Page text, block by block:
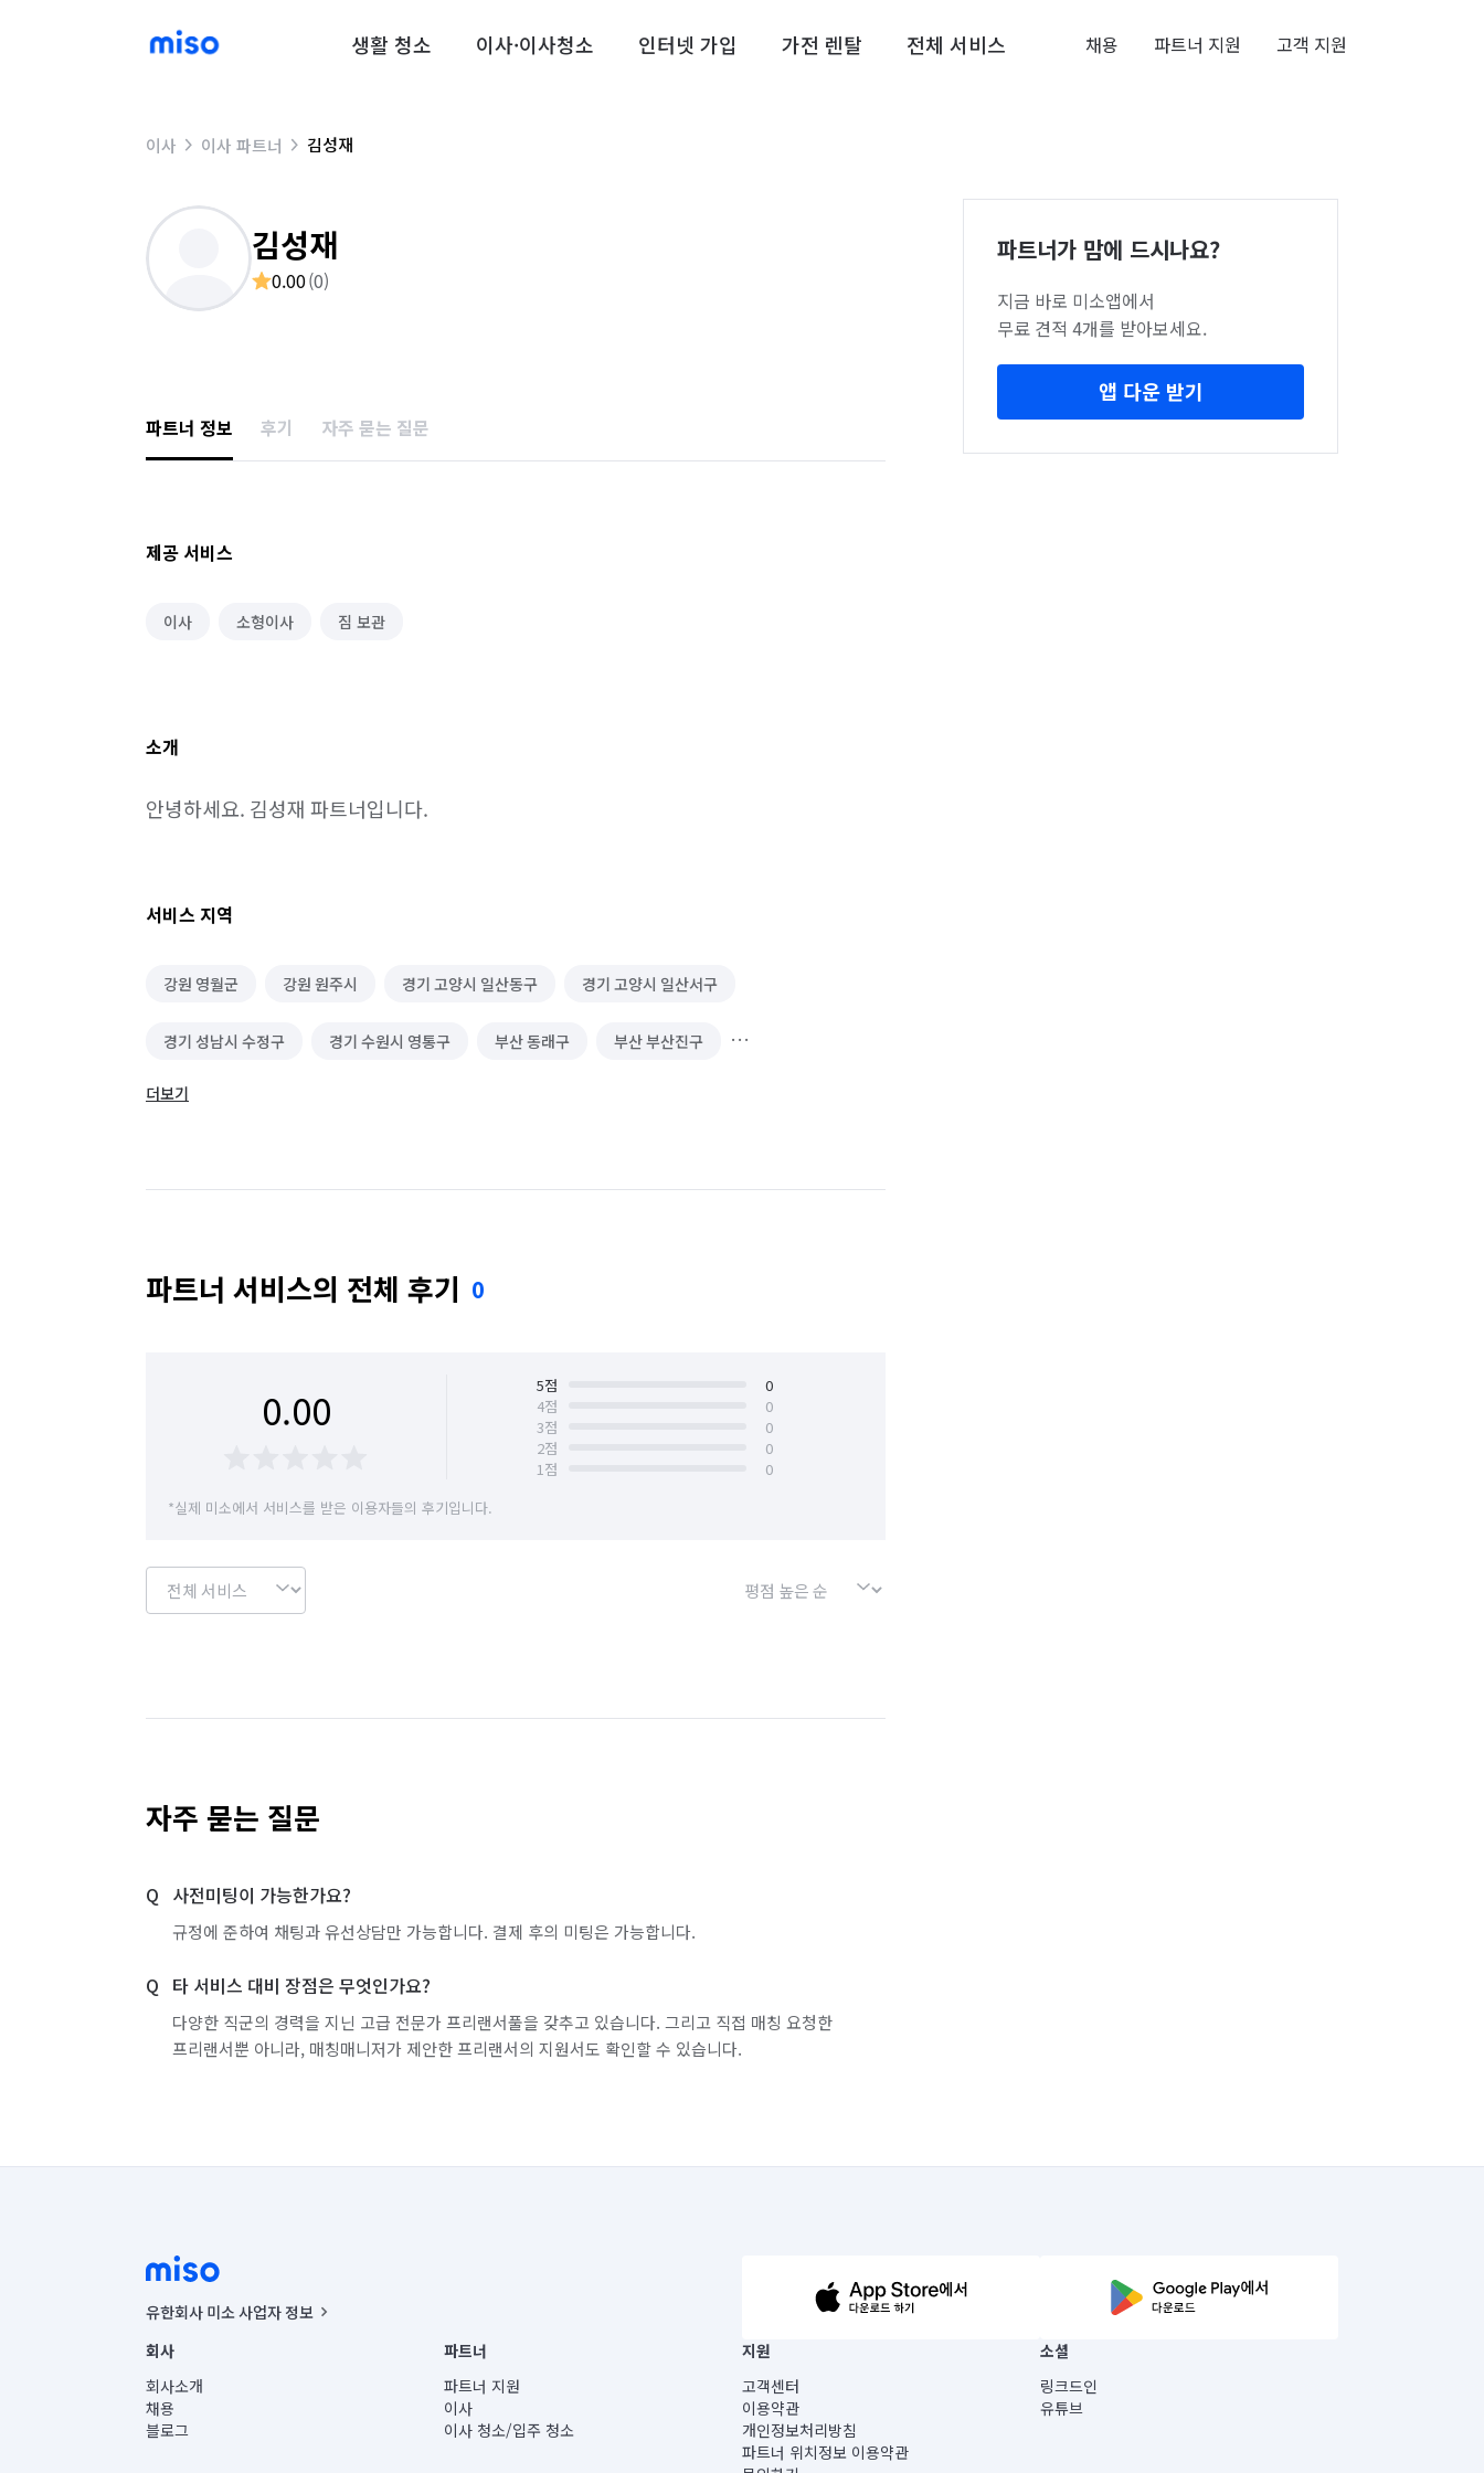
생활 청소 이사·이사청소 인터넷 가입 가전 렌탈 전체 서비스 채용 파트너 지원 고객 지원
이사 이사 파트너 김성재
김성재
0.00(0)
파트너 정보 후기 자주 묻는 질문
제공 서비스
이사 소형이사 짐 보관
소개
안녕하세요. 김성재 파트너입니다.
서비스 지역
강원 영월군 강원 원주시 경기 고양시 일산동구 경기 고양시 일산서구
경기 성남시 수정구 경기 수원시 영통구 부산 동래구 부산 부산진구
부산 연제구
더보기
파트너 서비스의 전체 후기 0
0.00 5점
0
4점
0
3점
0
2점
0
1점
0
*실제 미소에서 서비스를 받은 이용자들의 후기입니다.
자주 묻는 질문
사전미팅이 가능한가요?
규정에 준하여 채팅과 유선상담만 가능합니다. 결제 후의 미팅은 가능합니다.
타 서비스 대비 장점은 무엇인가요?
다양한 직군의 경력을 지닌 고급 전문가 프리랜서풀을 갖추고 있습니다. 그리고 직접 매칭 요청한
프리랜서뿐 아니라, 매칭매니저가 제안한 프리랜서의 지원서도 확인할 수 있습니다.
파트너가 맘에 드시나요?
지금 바로 미소앱에서
무료 견적 4개를 받아보세요.
앱 다운 받기
유한회사 미소 사업자 정보
사업자등록번호 : 291-87-00271 | 인허가번호 : 2016-3220163-14-5-00019 |
통신판매신고번호 : 2024-서울종로-1400(공정거래위원회 정보) |
대표이사 : CHING VICTOR COLUMBIA RHEE
주소 | 본사: 서울특별시 종로구 율곡로 6(중학동, 트윈트리빌딩) B동 5층
컨택센터 : 서울특별시 종로구 수송동 율곡로 24, 7층, 8층 미소
회사
회사소개
채용
블로그
파트너
파트너 지원
이사
이사 청소/입주 청소
지원
고객센터
이용약관
개인정보처리방침
파트너 위치정보 이용약관
소셜
링크드인
유튜브